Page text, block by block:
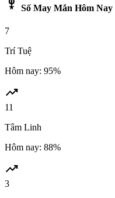
military_tech Số May Mắn Hôm Nay
7
Trí Tuệ
Hôm nay: 95%
trending_up
11
Tâm Linh
Hôm nay: 88%
trending_up
3